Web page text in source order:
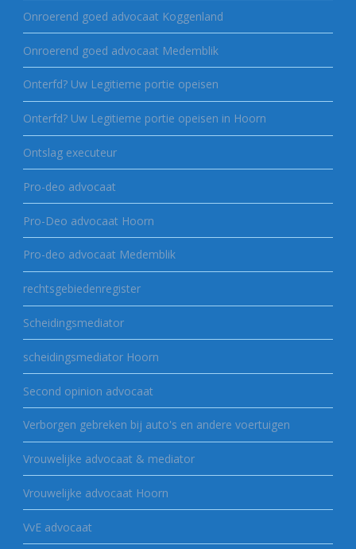
Onroerend goed advocaat Koggenland
Onroerend goed advocaat Medemblik
Onterfd? Uw Legitieme portie opeisen
Onterfd? Uw Legitieme portie opeisen in Hoorn
Ontslag executeur
Pro-deo advocaat
Pro-Deo advocaat Hoorn
Pro-deo advocaat Medemblik
rechtsgebiedenregister
Scheidingsmediator
scheidingsmediator Hoorn
Second opinion advocaat
Verborgen gebreken bij auto's en andere voertuigen
Vrouwelijke advocaat & mediator
Vrouwelijke advocaat Hoorn
VvE advocaat